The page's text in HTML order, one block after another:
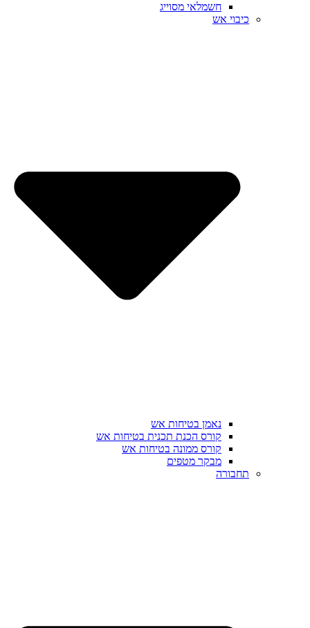
חשמלאי מסוייג
כיבוי אש
נאמן בטיחות אש
קורס הכנת תכנית בטיחות אש
קורס ממונה בטיחות אש
מבקר מטפים
תחבורה